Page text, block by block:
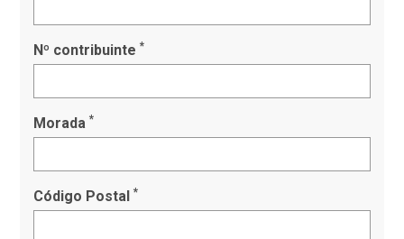
Nº contribuinte*
Morada*
Código Postal*